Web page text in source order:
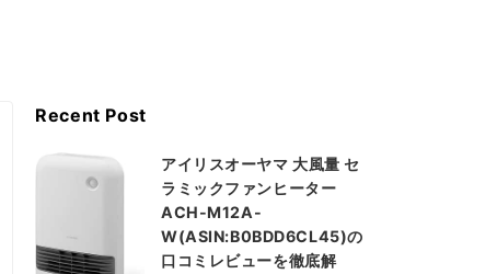
Recent Post
アイリスオーヤマ 大風量 セ
ラミックファンヒーター
ACH-M12A-
W(ASIN:B0BDD6CL45)の
口コミレビューを徹底解